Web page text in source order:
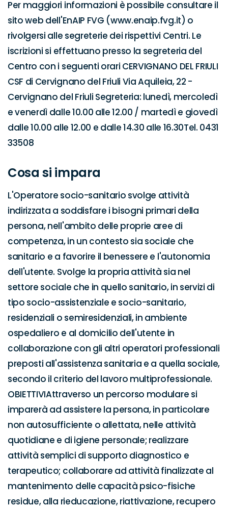
Per maggiori informazioni è possibile consultare il
sito web dell'EnAIP FVG (www.enaip.fvg.it) o
rivolgersi alle segreterie dei rispettivi Centri. Le
iscrizioni si effettuano presso la segreteria del
Centro con i seguenti orari CERVIGNANO DEL FRIULI
CSF di Cervignano del Friuli Via Aquileia, 22 -
Cervignano del Friuli Segreteria: lunedì, mercoledì
e venerdì dalle 10.00 alle 12.00 / martedì e giovedì
dalle 10.00 alle 12.00 e dalle 14.30 alle 16.30Tel. 0431
33508
Cosa si impara
L'Operatore socio-sanitario svolge attività
indirizzata a soddisfare i bisogni primari della
persona, nell'ambito delle proprie aree di
competenza, in un contesto sia sociale che
sanitario e a favorire il benessere e l'autonomia
dell'utente. Svolge la propria attività sia nel
settore sociale che in quello sanitario, in servizi di
tipo socio-assistenziale e socio-sanitario,
residenziali o semiresidenziali, in ambiente
ospedaliero e al domicilio dell'utente in
collaborazione con gli altri operatori professionali
preposti all'assistenza sanitaria e a quella sociale,
secondo il criterio del lavoro multiprofessionale.
OBIETTIVIAttraverso un percorso modulare si
imparerà ad assistere la persona, in particolare
non autosufficiente o allettata, nelle attività
quotidiane e di igiene personale; realizzare
attività semplici di supporto diagnostico e
terapeutico; collaborare ad attività finalizzate al
mantenimento delle capacità psico-fisiche
residue, alla rieducazione, riattivazione, recupero